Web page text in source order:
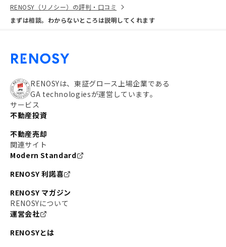
RENOSY（リノシー）の評判・口コミ
まずは相談。わからないところは説明してくれます
RENOSYは、東証グロース上場企業である
GA technologiesが運営しています。
サービス
不動産投資
不動産売却
関連サイト
Modern Standard
RENOSY 利諾喜
RENOSY マガジン
RENOSYについて
運営会社
RENOSYとは